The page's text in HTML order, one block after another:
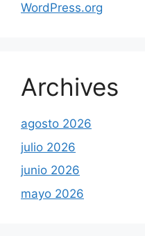
WordPress.org
Archives
agosto 2026
julio 2026
junio 2026
mayo 2026